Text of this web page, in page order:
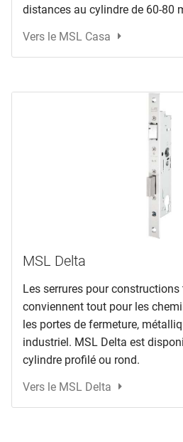
distances au cylindre de 60-80
Vers le MSL Casa
MSL Delta
Les serrures pour
conviennent tout pour les
les portes de fermeture,
industriel. MSL Delta est
cylindre profilé ou rond.
Vers le MSL Delta